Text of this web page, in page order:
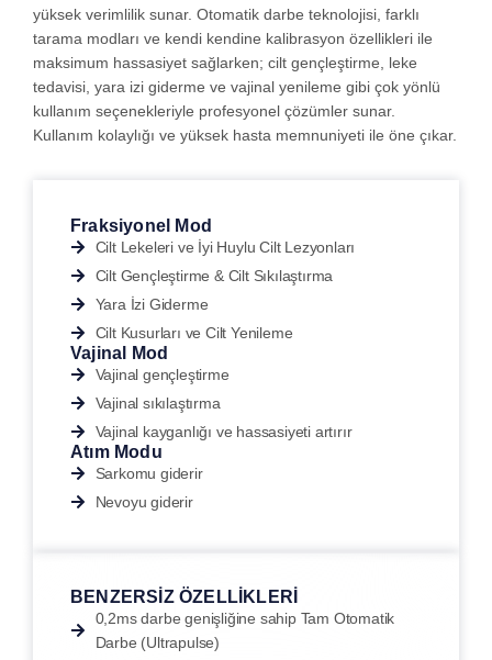
yüksek verimlilik sunar. Otomatik darbe teknolojisi, farklı
tarama modları ve kendi kendine kalibrasyon özellikleri ile
maksimum hassasiyet sağlarken; cilt gençleştirme, leke
tedavisi, yara izi giderme ve vajinal yenileme gibi çok yönlü
kullanım seçenekleriyle profesyonel çözümler sunar.
Kullanım kolaylığı ve yüksek hasta memnuniyeti ile öne çıkar.
Fraksiyonel Mod
Cilt Lekeleri ve İyi Huylu Cilt Lezyonları
Cilt Gençleştirme & Cilt Sıkılaştırma
Yara İzi Giderme
Cilt Kusurları ve Cilt Yenileme
Vajinal Mod
Vajinal gençleştirme
Vajinal sıkılaştırma
Vajinal kayganlığı ve hassasiyeti artırır
Atım Modu
Sarkomu giderir
Nevoyu giderir
BENZERSİZ ÖZELLİKLERİ
0,2ms darbe genişliğine sahip Tam Otomatik
Darbe (Ultrapulse)